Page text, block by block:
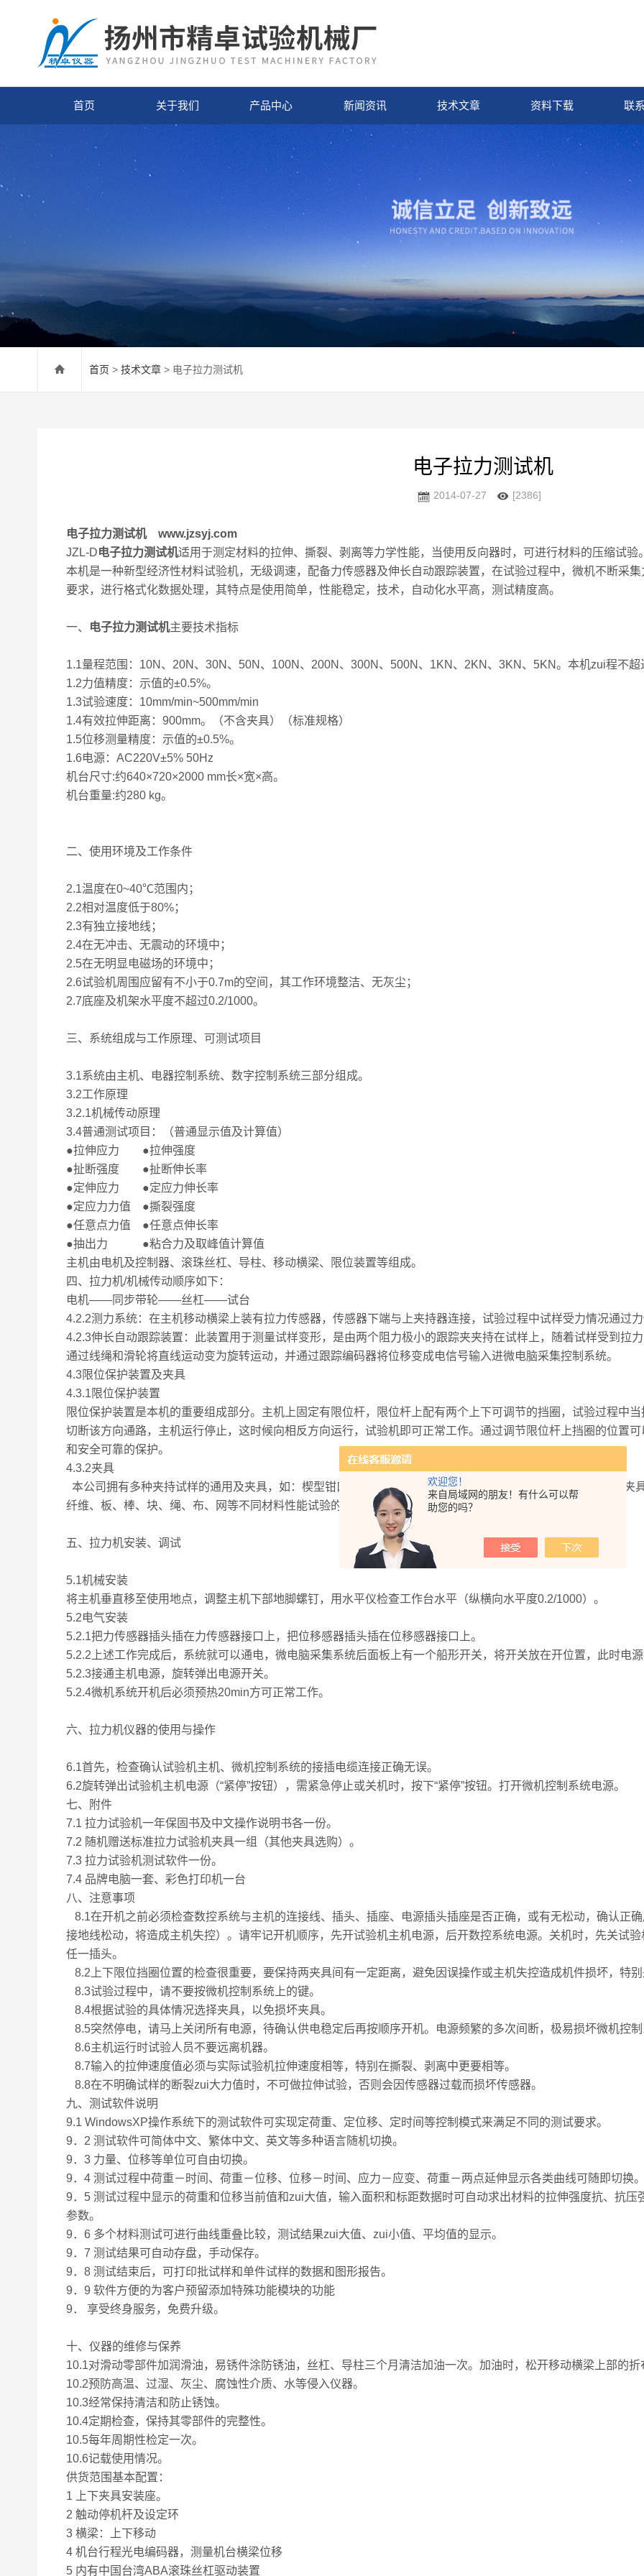
欢迎您！
来自局域网的朋友！有什么可以帮
助您的吗？
首页 关于我们 产品中心 新闻资讯 技术文章 资料下载 联
首页 > 技术文章 > 电子拉力测试机
电子拉力测试机
2014-07-27 [2386]
电子拉力测试机 www.jzsyj.com
JZL-D电子拉力测试机适用于测定材料的拉伸、撕裂、剥离等力学性能，当使用反向器时，可进行材料的压缩试验。
本机是一种新型经济性材料试验机，无级调速，配备力传感器及伸长自动跟踪装置，在试验过程中，微机不断采
要求，进行格式化数据处理，其特点是使用简单，性能稳定，技术，自动化水平高，测试精度高。
一、 电子拉力测试机主要技术指标
1.1量程范围：10N、20N、30N、50N、100N、200N、300N、500N、1KN、2KN、3KN、5KN。本机zui程不超
1.2力值精度：示值的±0.5%。
1.3试验速度：10mm/min~500mm/min
1.4有效拉伸距离：900mm。（不含夹具）（标准规格）
1.5位移测量精度：示值的±0.5%。
1.6电源：AC220V±5% 50Hz
机台尺寸:约640×720×2000 mm长×宽×高。
机台重量:约280 kg。
二、 使用环境及工作条件
2.1温度在0~40℃范围内；
2.2相对温度低于80%；
2.3有独立接地线；
2.4在无冲击、无震动的环境中；
2.5在无明显电磁场的环境中；
2.6试验机周围应留有不小于0.7m的空间，其工作环境整洁、无灰尘；
2.7底座及机架水平度不超过0.2/1000。
三、 系统组成与工作原理、可测试项目
3.1系统由主机、电器控制系统、数字控制系统三部分组成。
3.2工作原理
3.2.1机械传动原理
3.4普通测试项目：（普通显示值及计算值）
●拉伸应力 ●拉伸强度
●扯断强度 ●扯断伸长率
●定伸应力 ●定应力伸长率
●定应力力值 ●撕裂强度
●任意点力值 ●任意点伸长率
●抽出力 ●粘合力及取峰值计算值
主机由电机及控制器、滚珠丝杠、导柱、移动横梁、限位装置等组成。
四、拉力机/机械传动顺序如下：
电机——同步带轮——丝杠——试台
4.2.2测力系统：在主机移动横梁上装有拉力传感器，传感器下端与上夹持器连接，试验过程中试样受力情况通过
4.2.3伸长自动跟踪装置：此装置用于测量试样变形，是由两个阻力极小的跟踪夹夹持在试样上，随着试样受到拉
通过线绳和滑轮将直线运动变为旋转运动，并通过跟踪编码器将位移变成电信号输入进微电脑采集控制系统。
4.3限位保护装置及夹具
4.3.1限位保护装置
限位保护装置是本机的重要组成部分。主机上固定有限位杆，限位杆上配有两个上下可调节的挡圈，试验过程中
切断该方向通路，主机运行停止，这时候向相反方向运行，试验机即可正常工作。通过调节限位杆上挡圈的位置
和安全可靠的保护。
4.3.2夹具
本公司拥有多种夹持试样的通用及夹具，如：楔型钳口夹具、缠绕式金属线材夹具、薄膜拉伸夹具、纸张拉伸夹
纤维、板、棒、块、绳、布、网等不同材料性能试验的夹持要求，根据用户要求选配。
五、拉力机安装、调试
5.1机械安装
将主机垂直移至使用地点，调整主机下部地脚螺钉，用水平仪检查工作台水平（纵横向水平度0.2/1000）。
5.2电气安装
5.2.1把力传感器插头插在力传感器接口上，把位移感器插头插在位移感器接口上。
5.2.2上述工作完成后，系统就可以通电，微电脑采集系统后面板上有一个船形开关，将开关放在开位置，此时电源
5.2.3接通主机电源，旋转弹出电源开关。
5.2.4微机系统开机后必须预热20min方可正常工作。
六、拉力机仪器的使用与操作
6.1首先，检查确认试验机主机、微机控制系统的接插电缆连接正确无误。
6.2旋转弹出试验机主机电源（“紧停”按钮），需紧急停止或关机时，按下“紧停”按钮。打开微机控制系统电源。
七、
附件
7.1 拉力试验机一年保固书及中文操作说明书各一份。
7.2 随机赠送标准拉力试验机夹具一组（其他夹具选购）。
7.3 拉力试验机测试软件一份。
7.4 品牌电脑一套、彩色打印机一台
八、 注意事项
8.1在开机之前必须检查数控系统与主机的连接线、插头、插座、电源插头插座是否正确，或有无松动，确认正
接地线松动，将造成主机失控）。请牢记开机顺序，先开试验机主机电源，后开数控系统电源。关机时，先关试
任一插头。
8.2上下限位挡圈位置的检查很重要，要保持两夹具间有一定距离，避免因误操作或主机失控造成机件损坏，特别
8.3试验过程中，请不要按微机控制系统上的键。
8.4根据试验的具体情况选择夹具，以免损坏夹具。
8.5突然停电，请马上关闭所有电源，待确认供电稳定后再按顺序开机。电源频繁的多次间断，极易损坏微机控制
8.6主机运行时试验人员不要远离机器。
8.7输入的拉伸速度值必须与实际试验机拉伸速度相等，特别在撕裂、剥离中更要相等。
8.8在不明确试样的断裂zui大力值时，不可做拉伸试验，否则会因传感器过载而损坏传感器。
九、 测试软件说明
9.1 WindowsXP操作系统下的测试软件可实现定荷重、定位移、定时间等控制模式来满足不同的测试要求。
9．2 测试软件可简体中文、繁体中文、英文等多种语言随机切换。
9．3 力量、位移等单位可自由切换。
9．4 测试过程中荷重－时间、荷重－位移、位移－时间、应力－应变、荷重－两点延伸显示各类曲线可随即切换。
9．5 测试过程中显示的荷重和位移当前值和zui大值，输入面积和标距数据时可自动求出材料的拉伸强度抗、抗
参数。
9．6 多个材料测试可进行曲线重叠比较，测试结果zui大值、zui小值、平均值的显示。
9．7 测试结果可自动存盘，手动保存。
9．8 测试结束后，可打印批试样和单件试样的数据和图形报告。
9．9 软件方便的为客户预留添加特殊功能模块的功能
9． 享受终身服务，免费升级。
十、 仪器的维修与保养
10.1对滑动零部件加润滑油，易锈件涂防锈油，丝杠、导柱三个月清洁加油一次。加油时，松开移动横梁上部的折
10.2预防高温、过湿、灰尘、腐蚀性介质、水等侵入仪器。
10.3经常保持清洁和防止锈蚀。
10.4定期检查，保持其零部件的完整性。
10.5每年周期性检定一次。
10.6记载使用情况。
供货范围基本配置：
1 上下夹具安装座。
2 触动停机杆及设定环
3 横梁：上下移动
4 机台行程光电编码器，测量机台横梁位移
5 内有中国台湾ABA滚珠丝杠驱动装置